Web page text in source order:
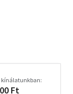
kínálatunkban:
Ft